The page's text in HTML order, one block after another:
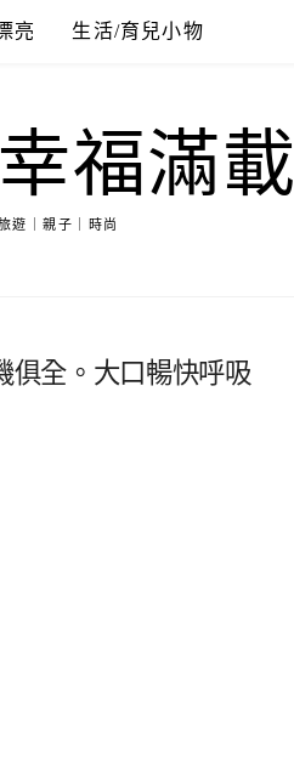
亮 生活/育兒小物
福滿載
遊｜親子｜時尚
全。大口暢快呼吸